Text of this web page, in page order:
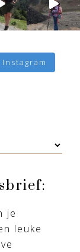
je
leuke